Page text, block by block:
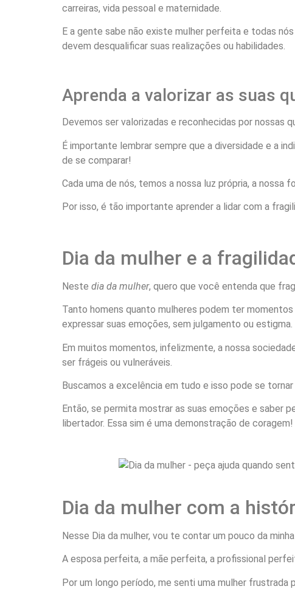
carreiras, vida pessoal e maternidade.
E a gente sabe não existe mulher perfeita e todas
devem desqualificar suas realizações ou habilidades.
Aprenda a valorizar as suas
Devemos ser valorizadas e reconhecidas por nossas
É importante lembrar sempre que a diversidade e a
de se comparar!
Cada uma de nós, temos a nossa luz própria, a
Por isso, é tão importante aprender a lidar com a
Dia da mulher e a
Neste dia da mulher, quero que você entenda que
Tanto homens quanto mulheres podem ter
expressar suas emoções, sem julgamento ou estigma.
Em muitos momentos, infelizmente, a nossa
ser frágeis ou vulneráveis.
Buscamos a excelência em tudo e isso pode se
Então, se permita mostrar as suas emoções e saber
libertador. Essa sim é uma demonstração de coragem!
Dia da mulher com a
Nesse Dia da mulher, vou te contar um pouco da
A esposa perfeita, a mãe perfeita, a profissional
Por um longo período, me senti uma mulher